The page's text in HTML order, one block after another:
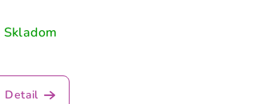
Skladom
hodnotenie
produktu
Detail